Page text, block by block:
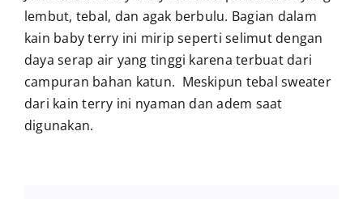
lembut, tebal, dan agak berbulu. Bagian dalam
kain baby terry ini mirip seperti selimut dengan
daya serap air yang tinggi karena terbuat dari
campuran bahan katun. Meskipun tebal sweater
dari kain terry ini nyaman dan adem saat
digunakan.